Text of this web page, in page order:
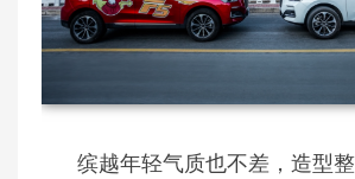
缤越年轻气质也不差，造型